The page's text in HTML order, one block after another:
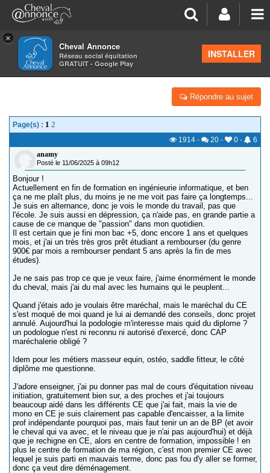
×
Cheval Annonce
Réseau social équitation
GRATUIT - Google Play
INSTALLER
>Formations équestres
RÉORIENTATION PRO, QUE FAIRE ?
Répondre au sujet
Page(s) : 1 2
1914 - 20 - 0 -
6
anamy
Posté le 11/06/2025 à 09h12
Bonjour !
Actuellement en fin de formation en ingénieurie informatique, et ben
ça ne me plaît plus, du moins je ne me voit pas faire ça longtemps...
Je suis en alternance, donc je vois le monde du travail, pas que
l'école. Je suis aussi en dépression, ça n'aide pas, en grande partie a
cause de ce manque de "passion" dans mon quotidien.
Il est certain que je fini mon bac +5, donc encore 1 ans et quelques
mois, et j'ai un très très gros prêt étudiant a rembourser (du genre
900€ par mois a rembourser pendant 5 ans après la fin de mes
études).
Je ne sais pas trop ce que je veux faire, j'aime énormément le monde
du cheval, mais j'ai du mal avec les humains qui le peuplent...
Quand j'étais ado je voulais être maréchal, mais le maréchal du CE
s'est moqué de moi quand je lui ai demandé des conseils, donc projet
annulé. Aujourd'hui la podologie m'interesse mais quid du diplome ?
un podologue n'est ni reconnu ni autorisé d'exercé, donc CAP
maréchalerie obligé ?
Idem pour les métiers masseur equin, ostéo, saddle fitteur, le côté
diplôme me questionne.
J'adore enseigner, j'ai pu donner pas mal de cours d'équitation niveau
initiation, gratuitement bien sur, a des proches et j'ai toujours
beaucoup aidé dans les différents CE que j'ai fait, mais la vie de
mono en CE je suis clairement pas capable d'encaisser, a la limite
prof indépendante pourquoi pas, mais faut tenir un an de BP (et avoir
le cheval qui va avec, et le niveau que je n'ai pas aujourd'hui) et déjà
que je rechigne en CE, alors en centre de formation, impossible ! en
plus le centre de formation de ma région, c'est mon premier CE avec
lequel je suis parti en mauvais terme, donc pas fou d'y aller se former,
donc ça veut dire déménagement.